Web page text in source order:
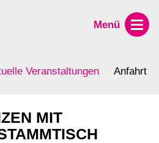
Menü
Veranstaltungen Anfahrt
MIT